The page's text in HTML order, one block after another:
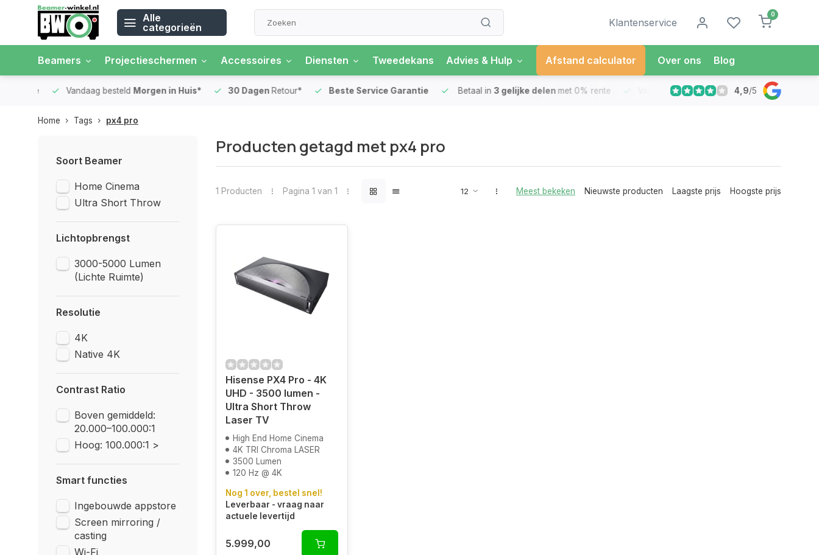
Alle
categorieën
Klantenservice
0
Beamers Projectieschermen Accessoires Diensten Tweedekans Advies & Hulp Afstand calculator Over ons Blog
Vandaag besteldMorgen in Huis* 30 DagenRetour* Beste Service Garantie Betaal in 3 gelijke delen met 0% rente Vandaag besteldMorgen in Huis*
4,9/5
Home Tags px4 pro
Soort Beamer
Home Cinema
Ultra Short Throw
Lichtopbrengst
3000-5000 Lumen
(Lichte Ruimte)
Resolutie
4K
Native 4K
Contrast Ratio
Boven gemiddeld:
20.000–100.000:1
Hoog: 100.000:1 >
Smart functies
Ingebouwde appstore
Screen mirroring /
casting
Wi-Fi
Producten getagd met px4 pro
1 Producten Pagina 1 van 1 Meest bekeken Nieuwste producten Laagste prijs Hoogste prijs
Hisense PX4 Pro - 4K
UHD - 3500 lumen -
Ultra Short Throw
Laser TV
High End Home Cinema
4K TRI Chroma LASER
3500 Lumen
120 Hz @ 4K
Nog 1 over, bestel snel!
Leverbaar - vraag naar
actuele levertijd
5.999,00